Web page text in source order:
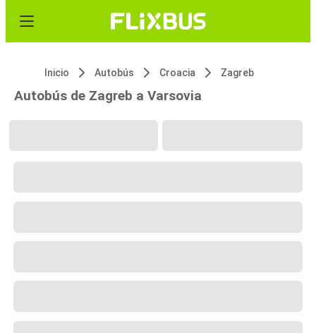
Inicio Autobús Croacia Zagreb
Autobús de Zagreb a Varsovia